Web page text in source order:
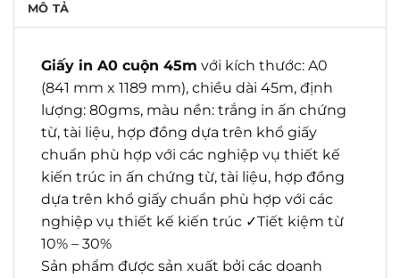
MÔ TẢ
Giấy in A0 cuộn 45m với kích thước: A0
(841 mm x 1189 mm), chiều dài 45m, định
lượng: 80gms, màu nền: trắng in ấn chứng
từ, tài liệu, hợp đồng dựa trên khổ giấy
chuẩn phù hợp với các nghiệp vụ thiết kế
kiến trúc in ấn chứng từ, tài liệu, hợp đồng
dựa trên khổ giấy chuẩn phù hợp với các
nghiệp vụ thiết kế kiến trúc ✓Tiết kiệm từ
10% – 30%
Sản phẩm được sản xuất bởi các doanh